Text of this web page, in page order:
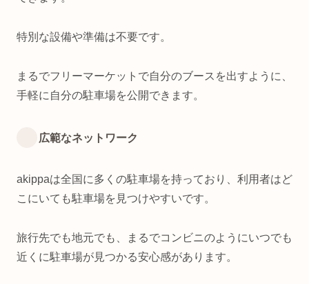
特別な設備や準備は不要です。
まるでフリーマーケットで自分のブースを出すように、
手軽に自分の駐車場を公開できます。
広範なネットワーク
akippaは全国に多くの駐車場を持っており、利用者はど
こにいても駐車場を見つけやすいです。
旅行先でも地元でも、まるでコンビニのようにいつでも
近くに駐車場が見つかる安心感があります。